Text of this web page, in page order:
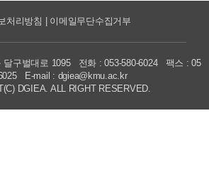
처리방침 | 이메일무단수집거부
달구벌대로 1095 전화 : 053-580-6024 팩스 : 05
E-mail : dgiea@kmu.ac.kr
DGIEA. ALL RIGHT RESERVED.